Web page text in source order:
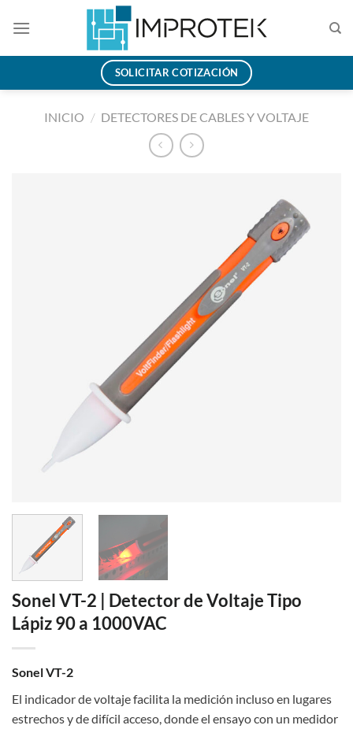
SOLICITAR COTIZACIÓN
INICIO / DETECTORES DE CABLES Y VOLTAJE
Sonel VT-2 | Detector de Voltaje Tipo
Lápiz 90 a 1000VAC
Sonel VT-2
El indicador de voltaje facilita la medición incluso en lugares
estrechos y de difícil acceso, donde el ensayo con un medidor